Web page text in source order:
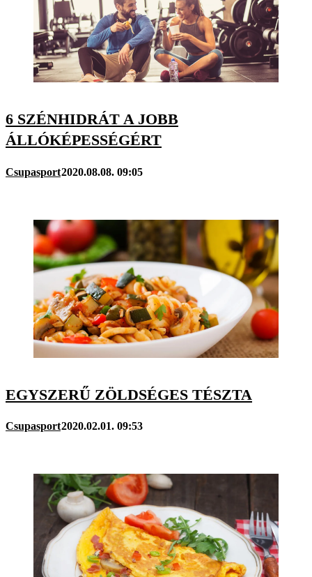
6 SZÉNHIDRÁT A JOBB
ÁLLÓKÉPESSÉGÉRT
Csupasport2020.08.08. 09:05
EGYSZERŰ ZÖLDSÉGES TÉSZTA
Csupasport2020.02.01. 09:53